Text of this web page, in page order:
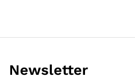
Newsletter